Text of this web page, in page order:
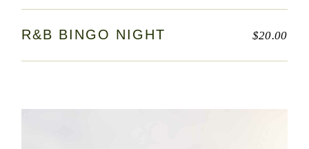
R&B BINGO NIGHT $20.00